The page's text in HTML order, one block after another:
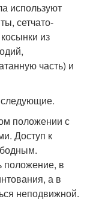
используют
сетчато-
из
часть) и
положении с
Доступ к
положение, в
а в
неподвижной.